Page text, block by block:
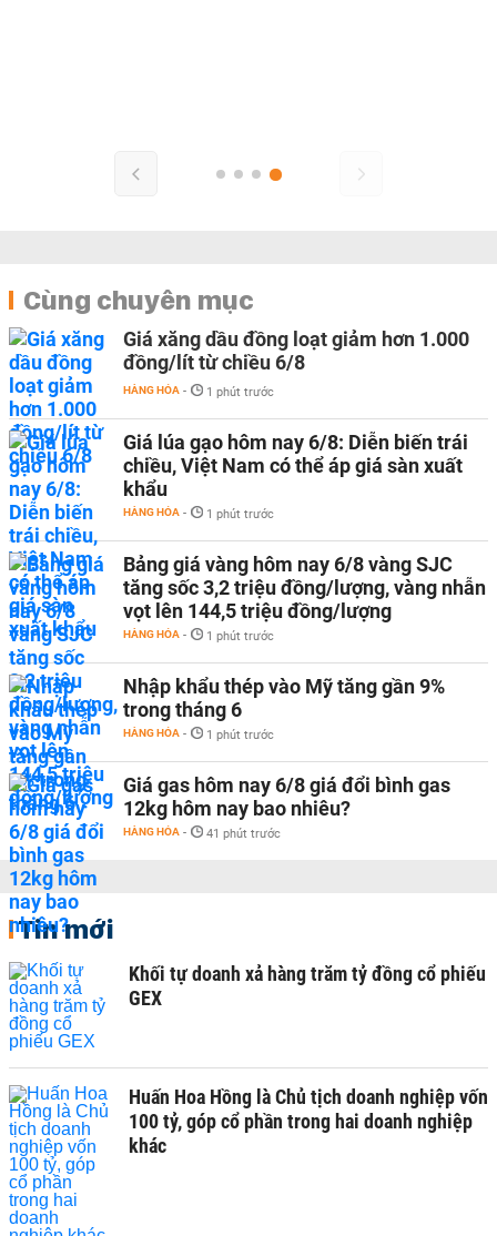
Cùng chuyên mục
Giá xăng dầu đồng loạt giảm hơn 1.000
đồng/lít từ chiều 6/8
HÀNG HÓA - 1 phút trước
Giá lúa gạo hôm nay 6/8: Diễn biến trái
chiều, Việt Nam có thể áp giá sàn xuất
khẩu
HÀNG HÓA - 1 phút trước
Bảng giá vàng hôm nay 6/8 vàng SJC
tăng sốc 3,2 triệu đồng/lượng, vàng nhẫn
vọt lên 144,5 triệu đồng/lượng
HÀNG HÓA - 1 phút trước
Nhập khẩu thép vào Mỹ tăng gần 9%
trong tháng 6
HÀNG HÓA - 1 phút trước
Giá gas hôm nay 6/8 giá đổi bình gas
12kg hôm nay bao nhiêu?
HÀNG HÓA - 41 phút trước
Tin mới
Khối tự doanh xả hàng trăm tỷ đồng cổ phiếu
GEX
Huấn Hoa Hồng là Chủ tịch doanh nghiệp vốn
100 tỷ, góp cổ phần trong hai doanh nghiệp
khác